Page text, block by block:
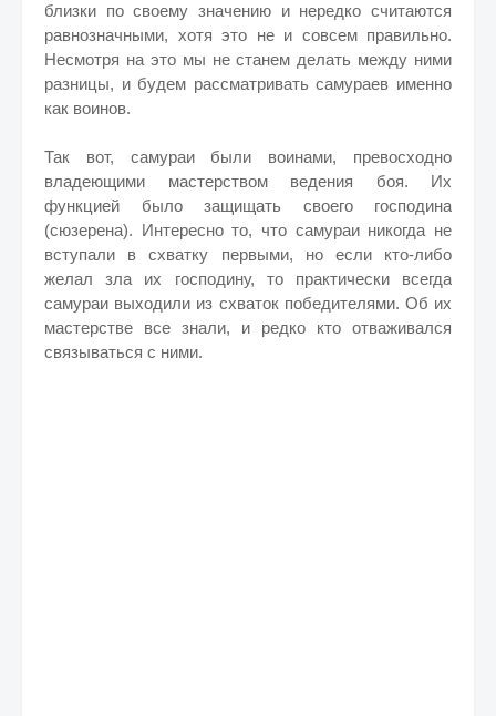
близки по своему значению и нередко считаются
равнозначными, хотя это не и совсем правильно.
Несмотря на это мы не станем делать между ними
разницы, и будем рассматривать самураев именно
как воинов.
Так вот, самураи были воинами, превосходно
владеющими мастерством ведения боя. Их
функцией было защищать своего господина
(сюзерена). Интересно то, что самураи никогда не
вступали в схватку первыми, но если кто-либо
желал зла их господину, то практически всегда
самураи выходили из схваток победителями. Об их
мастерстве все знали, и редко кто отваживался
связываться с ними.